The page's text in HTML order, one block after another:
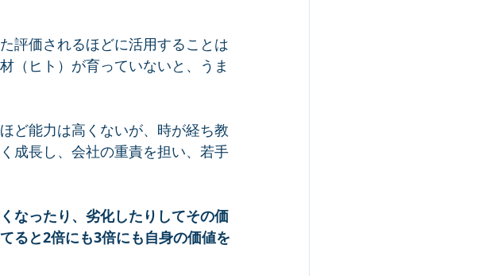
評価されるほどに活用することは
（ヒト）が育っていないと、うま
ど能力は高くないが、時が経ち教
成長し、会社の重責を担い、若手
なったり、劣化したりしてその価
ると2倍にも3倍にも自身の価値を